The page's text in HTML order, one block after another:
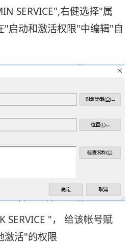
SERVICE",右健选择"属
启动和激活权限"中编辑"自
SERVICE "， 给该帐号赋
激活"的权限